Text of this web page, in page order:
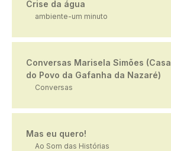
Crise da água
ambiente-um minuto
Conversas Marisela Simões (Casa
do Povo da Gafanha da Nazaré)
Conversas
Mas eu quero!
Ao Som das Histórias